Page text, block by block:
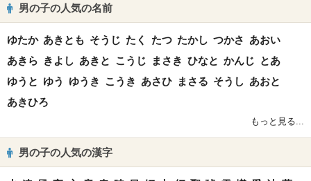
男の子の人気の名前
ゆたか あきとも そうじ たく たつ たかし つかさ あおい
あきら きよし あきと こうじ まさき ひなと かんじ とあ
ゆうと ゆう ゆうき こうき あさひ まさる そうし あおと
あきひろ
もっと見る...
男の子の人気の漢字